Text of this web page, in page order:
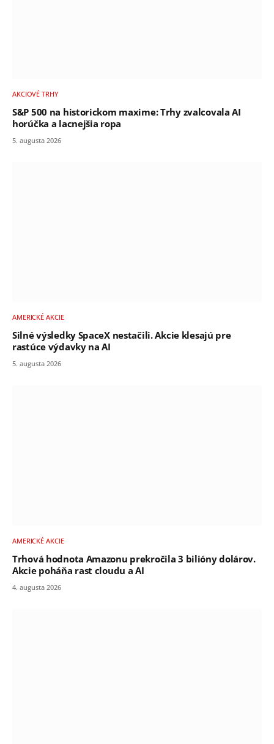
AKCIOVÉ TRHY
S&P 500 na historickom maxime: Trhy zvalcovala AI
horúčka a lacnejšia ropa
5. augusta 2026
AMERICKÉ AKCIE
Silné výsledky SpaceX nestačili. Akcie klesajú pre
rastúce výdavky na AI
5. augusta 2026
AMERICKÉ AKCIE
Trhová hodnota Amazonu prekročila 3 bilióny dolárov.
Akcie poháňa rast cloudu a AI
4. augusta 2026